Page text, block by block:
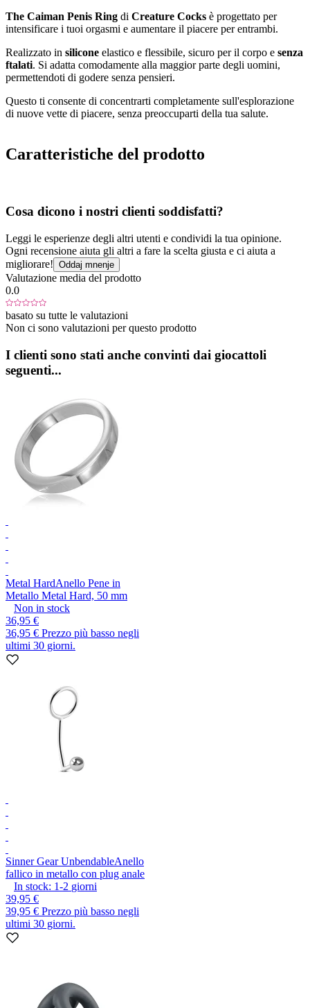
The Caiman Penis Ring di Creature Cocks è progettato per
intensificare i tuoi orgasmi e aumentare il piacere per entrambi.
Realizzato in silicone elastico e flessibile, sicuro per il corpo e senza
ftalati. Si adatta comodamente alla maggior parte degli uomini,
permettendoti di godere senza pensieri.
Questo ti consente di concentrarti completamente sull'esplorazione
di nuove vette di piacere, senza preoccuparti della tua salute.
Caratteristiche del prodotto
Cosa dicono i nostri clienti soddisfatti?
Leggi le esperienze degli altri utenti e condividi la tua opinione.
Ogni recensione aiuta gli altri a fare la scelta giusta e ci aiuta a
migliorare! Oddaj mnenje
Valutazione media del prodotto
0.0
basato su tutte le valutazioni
Non ci sono valutazioni per questo prodotto
I clienti sono stati anche convinti dai giocattoli
seguenti...
Metal HardAnello Pene in
Metallo Metal Hard, 50 mm
Non in stock
36,95 €
36,95 € Prezzo più basso negli
ultimi 30 giorni.
Sinner Gear UnbendableAnello
fallico in metallo con plug anale
In stock: 1-2 giorni
39,95 €
39,95 € Prezzo più basso negli
ultimi 30 giorni.